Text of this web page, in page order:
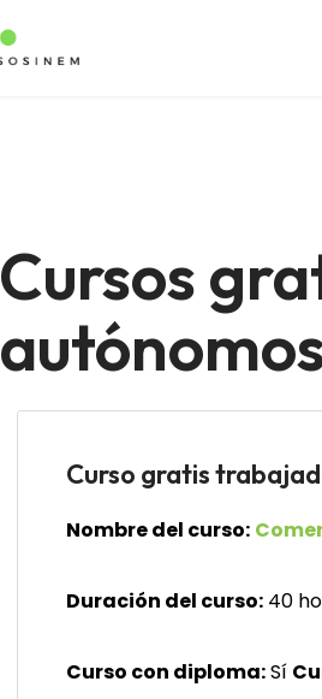
Cursos
Curso gratis
Nombre del curso:
Duración del curso: 40
Curso con diploma:Sí